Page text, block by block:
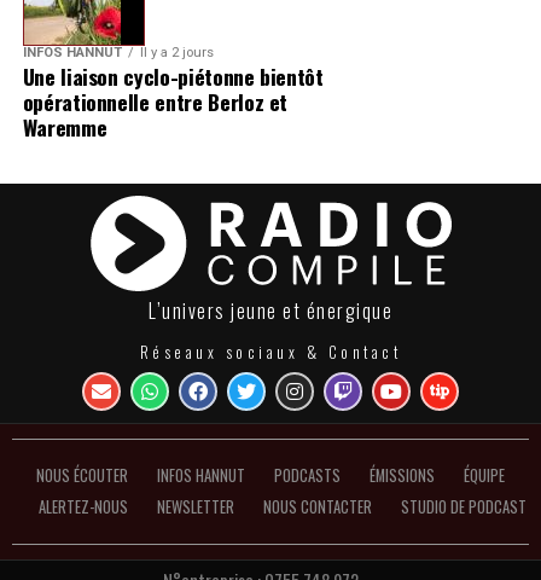
INFOS HANNUT Il y a 2 jours
Une liaison cyclo-piétonne bientôt
opérationnelle entre Berloz et
Waremme
L’univers jeune et énergique
Réseaux sociaux & Contact
NOUS ÉCOUTER INFOS HANNUT PODCASTS ÉMISSIONS
ÉQUIPE
ALERTEZ-NOUS
NEWSLETTER NOUS CONTACTER STUDIO DE PODCAST